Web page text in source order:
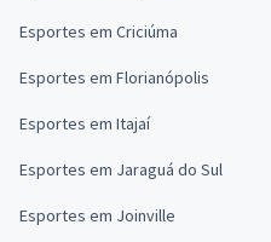
Esportes em Criciúma
Esportes em Florianópolis
Esportes em Itajaí
Esportes em Jaraguá do Sul
Esportes em Joinville